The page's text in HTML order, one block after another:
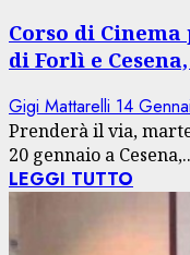
Corso di
di Forlì e
Gigi Mattarelli 14
Prenderà il via,
20 gennaio a
LEGGI TUTTO